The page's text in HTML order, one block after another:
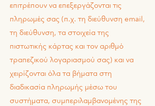
επιτρέπουν να επεξεργάζονται τις
πληρωμές σας (π.χ. τη διεύθυνση email,
τη διεύθυνση, τα στοιχεία της
πιστωτικής κάρτας και τον αριθμό
τραπεζικού λογαριασμού σας) και να
χειρίζονται όλα τα βήματα στη
διαδικασία πληρωμής μέσω του
συστήματα, συμπεριλαμβανομένης της